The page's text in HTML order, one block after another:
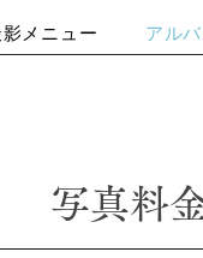
メニュー アル
写真料